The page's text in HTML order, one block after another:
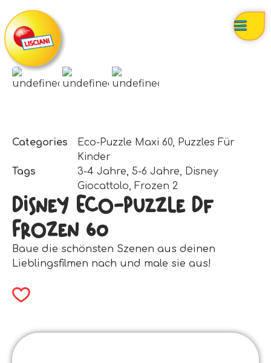
Categories Eco-Puzzle Maxi 60, Puzzles Für
Kinder
Tags
3-4 Jahre, 5-6 Jahre, Disney
Giocattolo, Frozen 2
Disney Eco-Puzzle Df
Frozen 60
Baue die schönsten Szenen aus deinen
Lieblingsfilmen nach und male sie aus!